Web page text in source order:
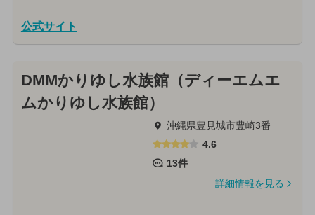
公式サイト
DMMかりゆし水族館（ディーエムエ
ムかりゆし水族館）
沖縄県豊見城市豊崎3番
4.6
13件
詳細情報を見る